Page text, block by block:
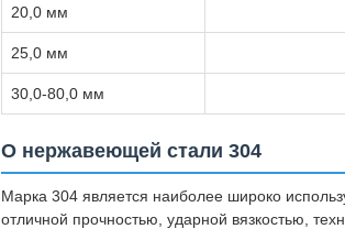
20,0 мм
25,0 мм
30,0-80,0 мм
О нержавеющей стали 304
Марка 304 является наиболее широко
отличной прочностью, ударной вязкостью,